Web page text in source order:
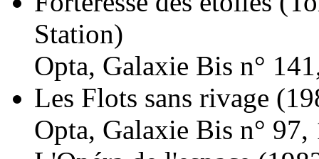
Station)
Opta, Galaxie Bis n°
Les Flots sans rivage
Opta, Galaxie Bis n° 97,